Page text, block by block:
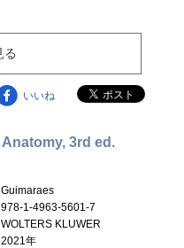
る
いいね
3rd ed.
Guimaraes
978-1-4963-5601-7
WOLTERS KLUWER
2021年